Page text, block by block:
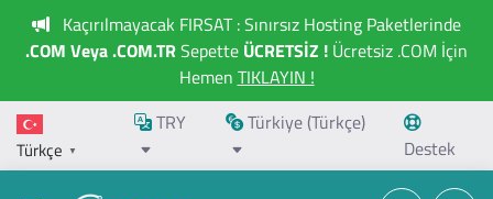
Kaçırılmayacak FIRSAT : Sınırsız Hosting Paketlerinde
.COM Veya .COM.TRSepette ÜCRETSİZ ! Ücretsiz .COM İçin
Hemen TIKLAYIN !
Türkçe ▼
TRY
Türkiye (Türkçe)
Destek